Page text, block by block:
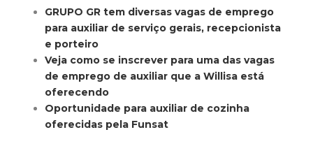
GRUPO GR tem diversas vagas de emprego
para auxiliar de serviço gerais, recepcionista
e porteiro
Veja como se inscrever para uma das vagas
de emprego de auxiliar que a Willisa está
oferecendo
Oportunidade para auxiliar de cozinha
oferecidas pela Funsat